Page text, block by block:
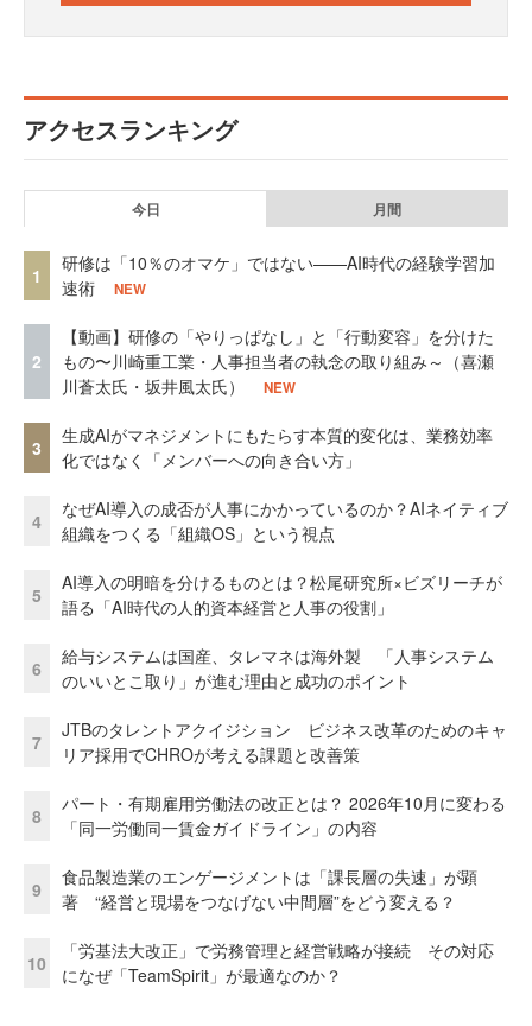
アクセスランキング
今日 月間
1
研修は「10％のオマケ」ではない——AI時代の経験学習加
速術
NEW
2
【動画】研修の「やりっぱなし」と「行動変容」を分けた
もの〜川崎重工業・人事担当者の執念の取り組み～（喜瀬
川蒼太氏・坂井風太氏）
NEW
3
生成AIがマネジメントにもたらす本質的変化は、業務効率
化ではなく「メンバーへの向き合い方」
4
なぜAI導入の成否が人事にかかっているのか？AIネイティブ
組織をつくる「組織OS」という視点
5
AI導入の明暗を分けるものとは？松尾研究所×ビズリーチが
語る「AI時代の人的資本経営と人事の役割」
6
給与システムは国産、タレマネは海外製 「人事システム
のいいとこ取り」が進む理由と成功のポイント
7
JTBのタレントアクイジション ビジネス改革のためのキャ
リア採用でCHROが考える課題と改善策
8
パート・有期雇用労働法の改正とは？ 2026年10月に変わる
「同一労働同一賃金ガイドライン」の内容
9
食品製造業のエンゲージメントは「課長層の失速」が顕
著 “経営と現場をつなげない中間層”をどう変える？
10
「労基法大改正」で労務管理と経営戦略が接続 その対応
になぜ「TeamSpirit」が最適なのか？